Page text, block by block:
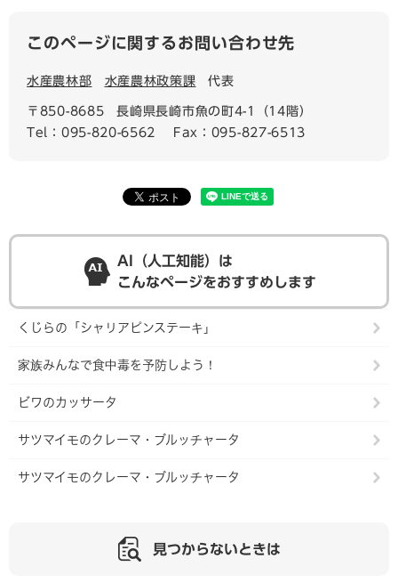
このページに関するお問い合わせ先
水産農林部 水産農林政策課 代表
〒850-8685
長崎県長崎市魚の町4-1（14階）
Tel：095-820-6562
Fax：095-827-6513
AI（人工知能）は
こんなページをおすすめします
くじらの「シャリアピンステーキ」
家族みんなで食中毒を予防しよう！
ビワのカッサータ
サツマイモのクレーマ・ブルッチャータ
サツマイモのクレーマ・ブルッチャータ
見つからないときは